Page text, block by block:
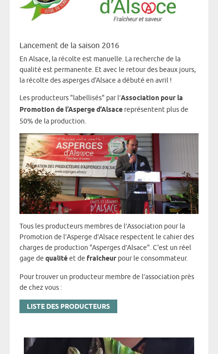
Lancement de la saison 2016
En Alsace, la récolte est manuelle. La recherche de la
qualité est permanente. Et avec le retour des beaux jours,
la récolte des asperges d'Alsace a débuté en avril !
Les producteurs "labellisés" par l’Association pour la
Promotion de l’Asperge d’Alsace représentent plus de
50% de la production.
Tous les producteurs membres de l’Association pour la
Promotion de l’Asperge d’Alsace respectent le cahier des
charges de production "Asperges d’Alsace". C'est un réel
gage de qualitéet de fraîcheur pour le consommateur.
Pour trouver un producteur membre de l’association près
de chez vous :
LISTE DES PRODUCTEURS